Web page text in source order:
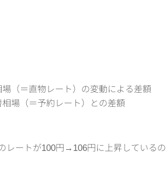
（＝直物レート）の変動による差額
場（＝予約レート）との差額
レートが100円→106円に上昇しているの